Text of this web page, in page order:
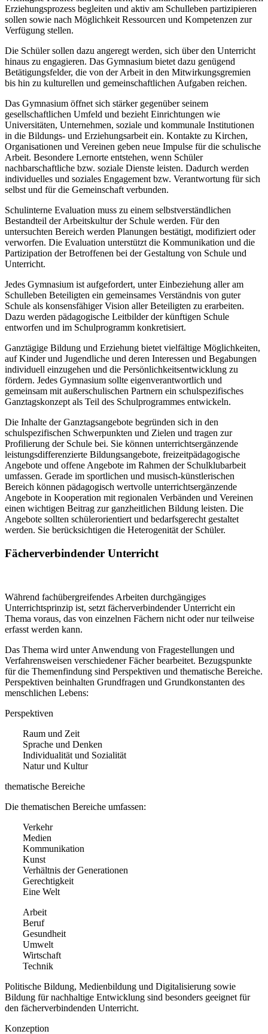
Erziehungsprozess begleiten und aktiv am Schulleben partizipieren
sollen sowie nach Möglichkeit Ressourcen und Kompetenzen zur
Verfügung stellen.
Die Schüler sollen dazu angeregt werden, sich über den Unterricht
hinaus zu engagieren. Das Gymnasium bietet dazu genügend
Betätigungsfelder, die von der Arbeit in den Mitwirkungsgremien
bis hin zu kulturellen und gemeinschaftlichen Aufgaben reichen.
Das Gymnasium öffnet sich stärker gegenüber seinem
gesellschaftlichen Umfeld und bezieht Einrichtungen wie
Universitäten, Unternehmen, soziale und kommunale Institutionen
in die Bildungs- und Erziehungsarbeit ein. Kontakte zu Kirchen,
Organisationen und Vereinen geben neue Impulse für die schulische
Arbeit. Besondere Lernorte entstehen, wenn Schüler
nachbarschaftliche bzw. soziale Dienste leisten. Dadurch werden
individuelles und soziales Engagement bzw. Verantwortung für sich
selbst und für die Gemeinschaft verbunden.
Schulinterne Evaluation muss zu einem selbstverständlichen
Bestandteil der Arbeitskultur der Schule werden. Für den
untersuchten Bereich werden Planungen bestätigt, modifiziert oder
verworfen. Die Evaluation unterstützt die Kommunikation und die
Partizipation der Betroffenen bei der Gestaltung von Schule und
Unterricht.
Jedes Gymnasium ist aufgefordert, unter Einbeziehung aller am
Schulleben Beteiligten ein gemeinsames Verständnis von guter
Schule als konsensfähiger Vision aller Beteiligten zu erarbeiten.
Dazu werden pädagogische Leitbilder der künftigen Schule
entworfen und im Schulprogramm konkretisiert.
Ganztägige Bildung und Erziehung bietet vielfältige Möglichkeiten,
auf Kinder und Jugendliche und deren Interessen und Begabungen
individuell einzugehen und die Persönlichkeitsentwicklung zu
fördern. Jedes Gymnasium sollte eigenverantwortlich und
gemeinsam mit außerschulischen Partnern ein schulspezifisches
Ganztagskonzept als Teil des Schulprogrammes entwickeln.
Die Inhalte der Ganztagsangebote begründen sich in den
schulspezifischen Schwerpunkten und Zielen und tragen zur
Profilierung der Schule bei. Sie können unterrichtsergänzende
leistungsdifferenzierte Bildungsangebote, freizeitpädagogische
Angebote und offene Angebote im Rahmen der Schulklubarbeit
umfassen. Gerade im sportlichen und musisch-künstlerischen
Bereich können pädagogisch wertvolle unterrichtsergänzende
Angebote in Kooperation mit regionalen Verbänden und Vereinen
einen wichtigen Beitrag zur ganzheitlichen Bildung leisten. Die
Angebote sollten schülerorientiert und bedarfsgerecht gestaltet
werden. Sie berücksichtigen die Heterogenität der Schüler.
Fächerverbindender Unterricht
Während fachübergreifendes Arbeiten durchgängiges
Unterrichtsprinzip ist, setzt fächerverbindender Unterricht ein
Thema voraus, das von einzelnen Fächern nicht oder nur teilweise
erfasst werden kann.
Das Thema wird unter Anwendung von Fragestellungen und
Verfahrensweisen verschiedener Fächer bearbeitet. Bezugspunkte
für die Themenfindung sind Perspektiven und thematische Bereiche.
Perspektiven beinhalten Grundfragen und Grundkonstanten des
menschlichen Lebens:
Perspektiven
Raum und Zeit
Sprache und Denken
Individualität und Sozialität
Natur und Kultur
thematische Bereiche
Die thematischen Bereiche umfassen:
Verkehr
Medien
Kommunikation
Kunst
Verhältnis der Generationen
Gerechtigkeit
Eine Welt
Arbeit
Beruf
Gesundheit
Umwelt
Wirtschaft
Technik
Politische Bildung, Medienbildung und Digitalisierung sowie
Bildung für nachhaltige Entwicklung sind besonders geeignet für
den fächerverbindenden Unterricht.
Konzeption